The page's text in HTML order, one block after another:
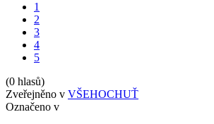
1
2
3
4
5
(0 hlasů)
Zveřejněno v VŠEHOCHUŤ
Označeno v